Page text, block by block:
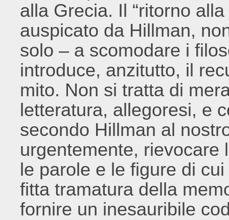
alla Grecia. Il “ritorno
auspicato da Hillman,
solo – a scomodare i
introduce, anzitutto, il
mito. Non si tratta di
letteratura, allegoresi, e
secondo Hillman al
urgentemente, rievocare
le parole e le figure di
fitta tramatura della
fornire un inesauribile